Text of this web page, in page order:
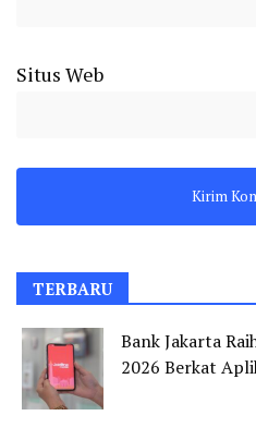
Situs Web
TERBARU
Bank Jakarta
2026 Berkat